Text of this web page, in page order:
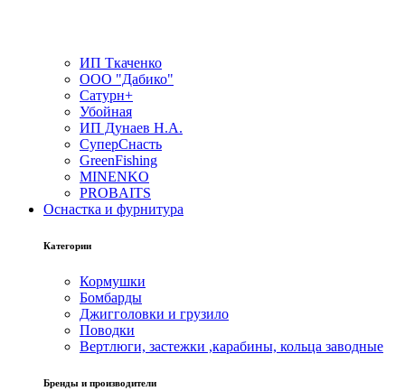
ИП Ткаченко
ООО "Дабико"
Сатурн+
Убойная
ИП Дунаев Н.А.
СуперСнасть
GreenFishing
MINENKO
PROBAITS
Оснастка и фурнитура
Категории
Кормушки
Бомбарды
Джигголовки и грузило
Поводки
Вертлюги, застежки ,карабины, кольца заводные
Бренды и производители